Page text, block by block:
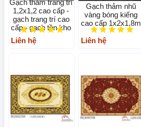
Gạch thảm trang trí
1,2x1,2 cao cấp -
gạch trang trí cao
cấp - gạch tồn kho
Liên hệ
Gạch thảm nhũ
vàng bóng kiếng
cao cấp 1x2x1,8m
Liên hệ